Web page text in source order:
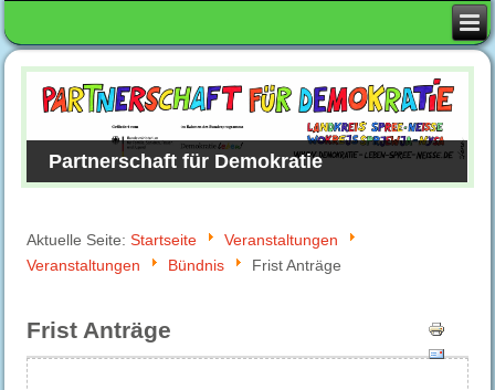
Partnerschaft für Demokratie
Aktuelle Seite:Startseite
Veranstaltungen
Veranstaltungen
Bündnis Frist Anträge
Frist Anträge